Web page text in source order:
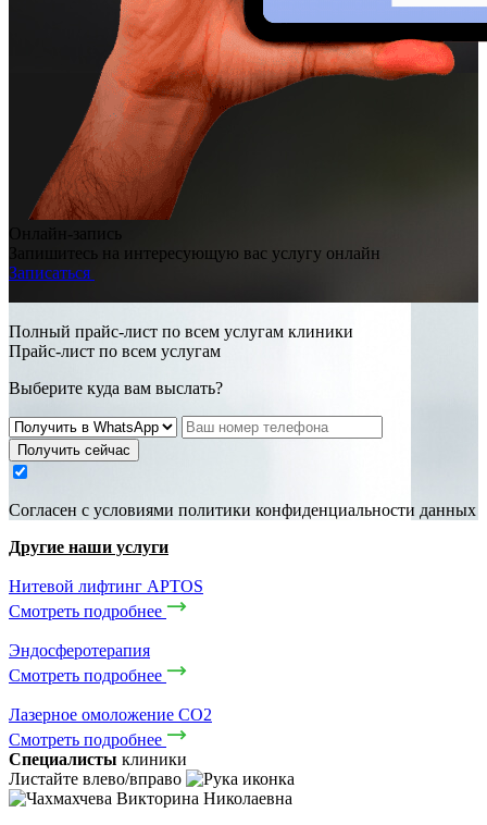
Онлайн-запись
Запишитесь на интересующую вас услугу онлайн
Записаться
Полный прайс-лист по всем услугам клиники
Прайс-лист по всем услугам
Выберите куда вам выслать?
Получить сейчас
Cогласен с условиями политики конфиденциальности данных
Другие наши услуги
Нитевой лифтинг APTOS
Смотреть подробнее
Эндосферотерапия
Смотреть подробнее
Лазерное омоложение CO2
Смотреть подробнее
Специалисты клиники
Листайте влево/вправо